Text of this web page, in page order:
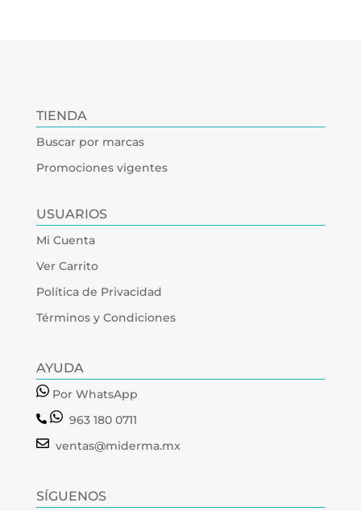
TIENDA
Buscar por marcas
Promociones vigentes
USUARIOS
Mi Cuenta
Ver Carrito
Política de Privacidad
Términos y Condiciones
AYUDA
Por WhatsApp
963 180 0711
ventas@miderma.mx
SÍGUENOS